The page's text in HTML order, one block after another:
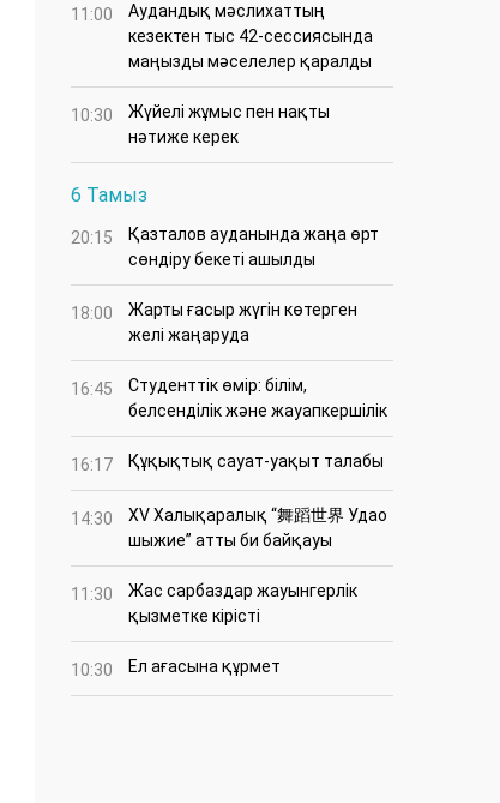
11:00
Аудандық мәслихаттың
кезектен тыс 42-сессиясында
маңызды мәселелер қаралды
10:30
Жүйелі жұмыс пен нақты
нәтиже керек
6 Тамыз
20:15
Қазталов ауданында жаңа өрт
сөндіру бекеті ашылды
18:00
Жарты ғасыр жүгін көтерген
желі жаңаруда
16:45
Студенттік өмір: білім,
белсенділік және жауапкершілік
16:17 Құқықтық сауат-уақыт талабы
14:30
XV Халықаралық “舞蹈世界 Удао
шыжие” атты би байқауы
11:30
Жас сарбаздар жауынгерлік
қызметке кірісті
10:30 Ел ағасына құрмет